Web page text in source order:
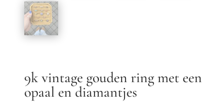
9k vintage gouden ring met een
opaal en diamantjes